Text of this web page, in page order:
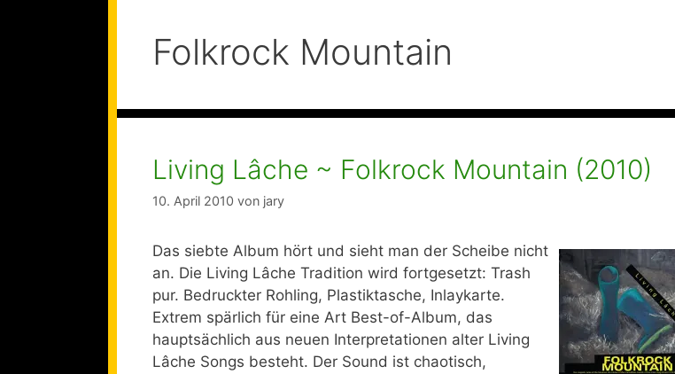
Folkrock Mountain
Living Lâche ~ Folkrock Mountain (2010)
10. April 2010 von jary
Das siebte Album hört und sieht man der Scheibe nicht
an. Die Living Lâche Tradition wird fortgesetzt: Trash
pur. Bedruckter Rohling, Plastiktasche, Inlaykarte.
Extrem spärlich für eine Art Best-of-Album, das
hauptsächlich aus neuen Interpretationen alter Living
Lâche Songs besteht. Der Sound ist chaotisch,